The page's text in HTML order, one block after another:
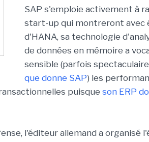
SAP s'emploie activement à
start-up qui montreront avec
d'HANA, sa technologie
de données en mémoire a
sensible (parfois
que donne SAP) les
puisque son ERP
l'éditeur allemand a